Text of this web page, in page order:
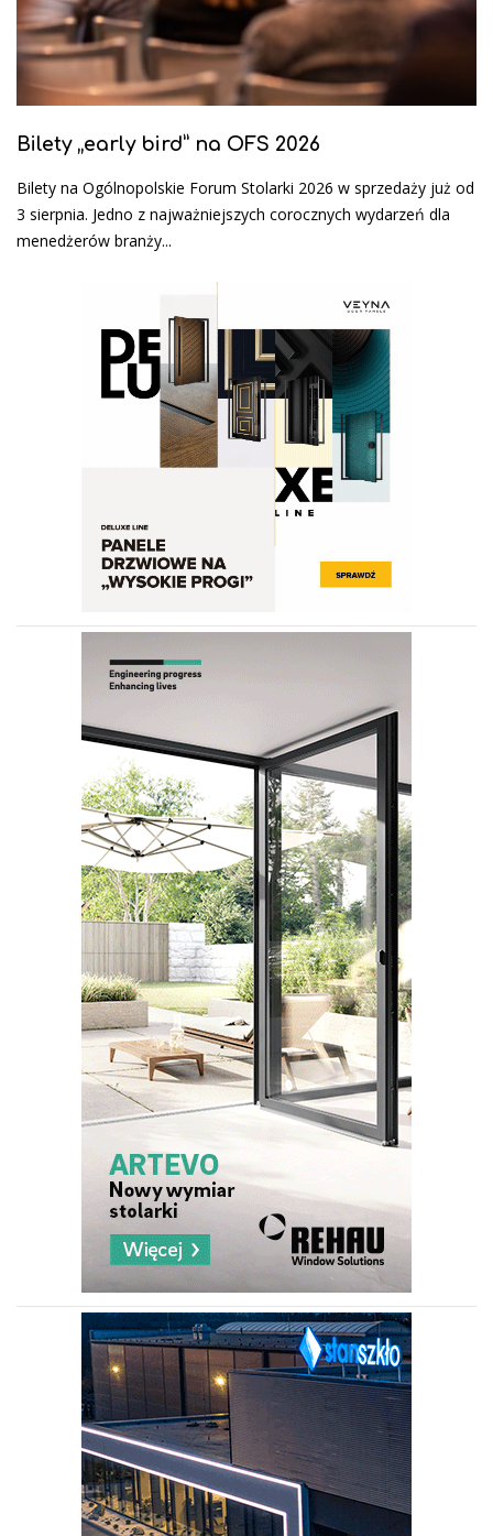
Bilety „early bird” na OFS 2026
Bilety na Ogólnopolskie Forum Stolarki 2026 w sprzedaży już od
3 sierpnia. Jedno z najważniejszych corocznych wydarzeń dla
menedżerów branży...